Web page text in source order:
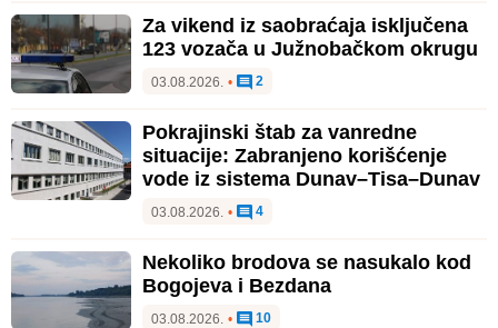
Za vikend iz saobraćaja isključena
123 vozača u Južnobačkom okrugu
03.08.2026. • 2
Pokrajinski štab za vanredne
situacije: Zabranjeno korišćenje
vode iz sistema Dunav–Tisa–Dunav
03.08.2026. • 4
Nekoliko brodova se nasukalo kod
Bogojeva i Bezdana
03.08.2026. • 10